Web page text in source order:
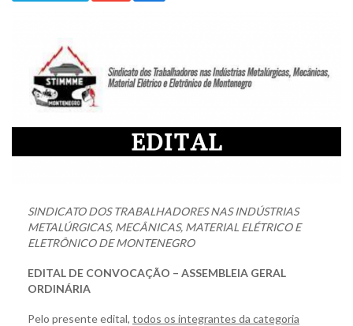
SINDICATO DOS TRABALHADORES NAS INDÚSTRIAS
METALÚRGICAS, MECÂNICAS, MATERIAL ELÉTRICO E
ELETRÔNICO DE MONTENEGRO
EDITAL DE CONVOCAÇÃO – ASSEMBLEIA GERAL
ORDINÁRIA
Pelo presente edital, todos os integrantes da categoria